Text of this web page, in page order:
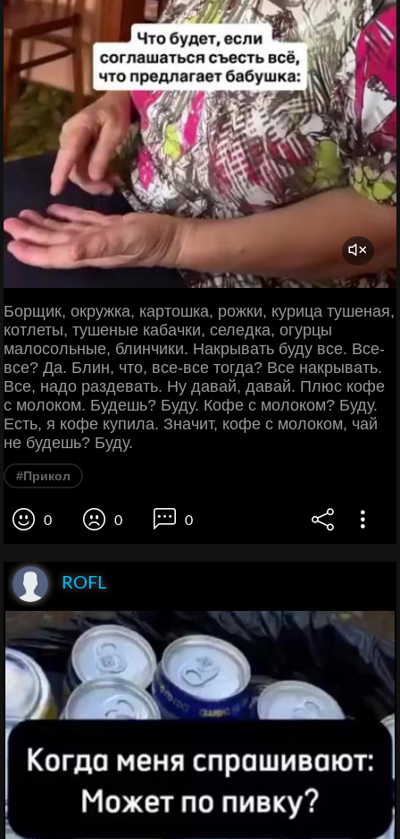
Борщик, окружка, картошка, рожки, курица тушеная,
котлеты, тушеные кабачки, селедка, огурцы
малосольные, блинчики. Накрывать буду все. Все-
все? Да. Блин, что, все-все тогда? Все накрывать.
Все, надо раздевать. Ну давай, давай. Плюс кофе
с молоком. Будешь? Буду. Кофе с молоком? Буду.
Есть, я кофе купила. Значит, кофе с молоком, чай
не будешь? Буду.
#Прикол
0 0 0
ROFL